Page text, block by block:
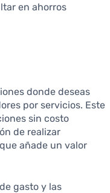
en ahorros
donde deseas
por servicios. Este
sin costo
de realizar
añade un valor
gasto y las